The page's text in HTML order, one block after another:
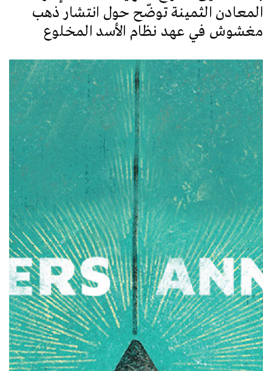
المعادن الثمينة توضّح حول انتشار ذهب
مغشوش في عهد نظام الأسد المخلوع